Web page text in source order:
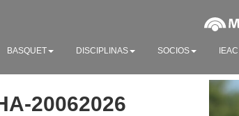
BASQUET DISCIPLINAS SOCIOS IEAC
20062026